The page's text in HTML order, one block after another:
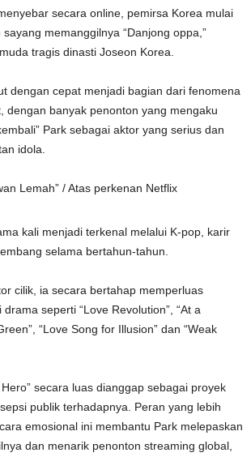
secara online, pemirsa Korea mulai
memanggilnya “Danjong oppa,”
tragis dinasti Joseon Korea.
dengan cepat menjadi bagian dari fenomena
dengan banyak penonton yang mengaku
Park sebagai aktor yang serius dan
idola.
Lemah” / Atas perkenan Netflix
kali menjadi terkenal melalui K-pop, karir
selama bertahun-tahun.
cilik, ia secara bertahap memperluas
seperti “Love Revolution”, “At a
“Love Song for Illusion” dan “Weak
secara luas dianggap sebagai proyek
publik terhadapnya. Peran yang lebih
emosional ini membantu Park melepaskan
dan menarik penonton streaming global,